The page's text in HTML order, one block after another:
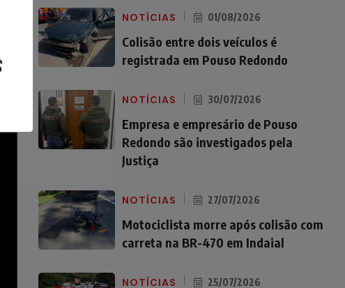
NOTÍCIAS 01/08/2026
Colisão entre dois veículos é
registrada em Pouso Redondo
NOTÍCIAS 30/07/2026
Empresa e empresário de Pouso
Redondo são investigados pela
Justiça
NOTÍCIAS 27/07/2026
Motociclista morre após colisão com
carreta na BR-470 em Indaial
NOTÍCIAS 25/07/2026